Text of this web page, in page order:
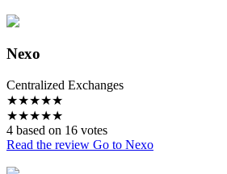
Nexo
Centralized Exchanges
★★★★★
★★★★★
4 based on 16 votes
Read the review Go to Nexo